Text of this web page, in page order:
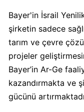
Dominos
Boykot
mu?
Dominos
Kimin
Sahibi
Kim?
Bayer'in İsrail
şirketin sadece
tarım ve çevre
projeler
Bayer’in Ar-Ge
kazandırmakta ve
gücünü